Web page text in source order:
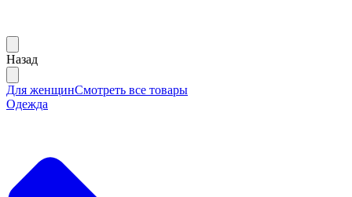
Назад
Для женщинСмотреть все товары
Одежда